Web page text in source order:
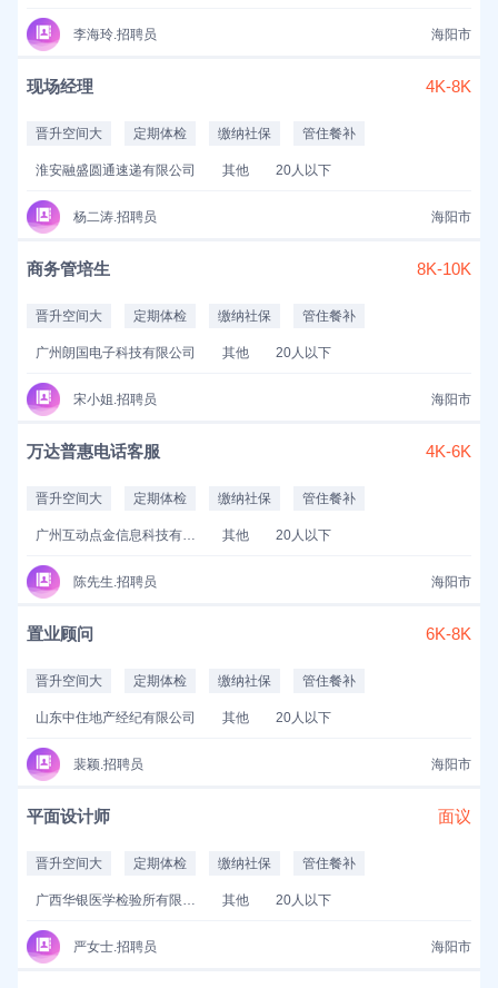
李海玲.招聘员 海阳市
现场经理 4K-8K
晋升空间大 定期体检 缴纳社保 管住餐补
淮安融盛圆通速递有限公司 其他 20人以下
杨二涛.招聘员 海阳市
商务管培生 8K-10K
晋升空间大 定期体检 缴纳社保 管住餐补
广州朗国电子科技有限公司 其他 20人以下
宋小姐.招聘员 海阳市
万达普惠电话客服 4K-6K
晋升空间大 定期体检 缴纳社保 管住餐补
广州互动点金信息科技有限公司 其他 20人以下
陈先生.招聘员 海阳市
置业顾问 6K-8K
晋升空间大 定期体检 缴纳社保 管住餐补
山东中住地产经纪有限公司 其他 20人以下
裴颖.招聘员 海阳市
平面设计师 面议
晋升空间大 定期体检 缴纳社保 管住餐补
广西华银医学检验所有限公司 其他 20人以下
严女士.招聘员 海阳市